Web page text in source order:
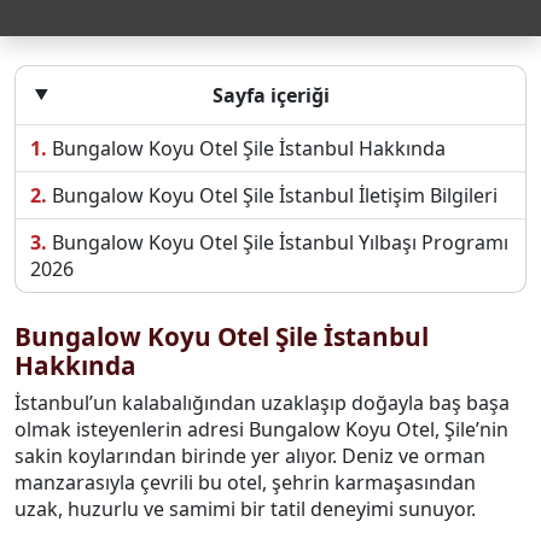
Sayfa içeriği
Bungalow Koyu Otel Şile İstanbul Hakkında
Bungalow Koyu Otel Şile İstanbul İletişim Bilgileri
Bungalow Koyu Otel Şile İstanbul Yılbaşı Programı
2026
Bungalow Koyu Otel Şile İstanbul
Hakkında
İstanbul’un kalabalığından uzaklaşıp doğayla baş başa
olmak isteyenlerin adresi Bungalow Koyu Otel, Şile’nin
sakin koylarından birinde yer alıyor. Deniz ve orman
manzarasıyla çevrili bu otel, şehrin karmaşasından
uzak, huzurlu ve samimi bir tatil deneyimi sunuyor.